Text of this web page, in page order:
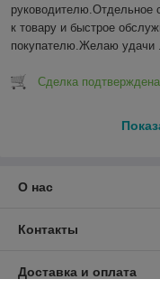
руководителю.Отдельное
к товару и быстрое
покупателю.Желаю удачи
Сделка
О нас
Контакты
Доставка и оплата